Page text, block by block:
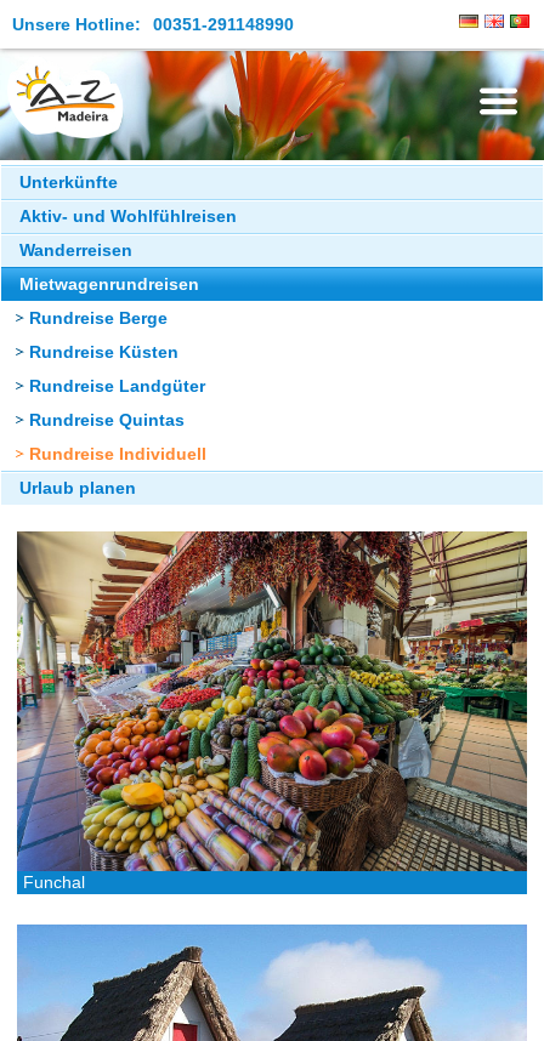
Unsere Hotline: 00351-291148990
Die Insel
Madeira Erleben
Aktuelles
Reiseangebote
Kontakt
Unterkünfte
Aktiv- und Wohlfühlreisen
Wanderreisen
Mietwagenrundreisen
Rundreise Berge
Rundreise Küsten
Rundreise Landgüter
Rundreise Quintas
Rundreise Individuell
Urlaub planen
Funchal